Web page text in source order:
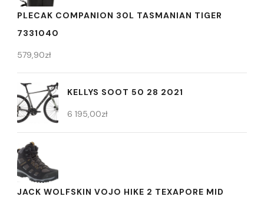
PLECAK COMPANION 30L TASMANIAN TIGER
7331040
579,90zł
KELLYS SOOT 50 28 2021
6 195,00zł
JACK WOLFSKIN VOJO HIKE 2 TEXAPORE MID